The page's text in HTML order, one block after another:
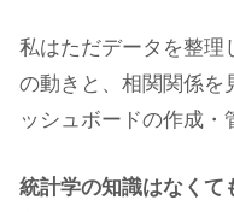
私はただデータを整理
の動きと、相関関係を
ッシュボードの作成・
統計学の知識はなくて